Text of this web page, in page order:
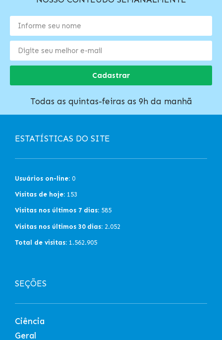
Cadastrar
Todas as quintas-feiras as 9h da manhã
ESTATÍSTICAS DO SITE
Usuários on-line: 0
Visitas de hoje: 153
Visitas nos últimos 7 dias: 585
Visitas nos últimos 30 dias: 2.052
Total de visitas: 1.562.905
SEÇÕES
Ciência
Geral